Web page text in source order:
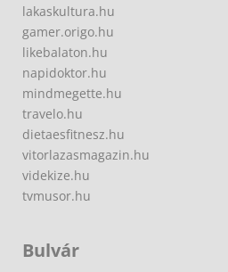
lakaskultura.hu
gamer.origo.hu
likebalaton.hu
napidoktor.hu
mindmegette.hu
travelo.hu
dietaesfitnesz.hu
vitorlazasmagazin.hu
videkize.hu
tvmusor.hu
Bulvár